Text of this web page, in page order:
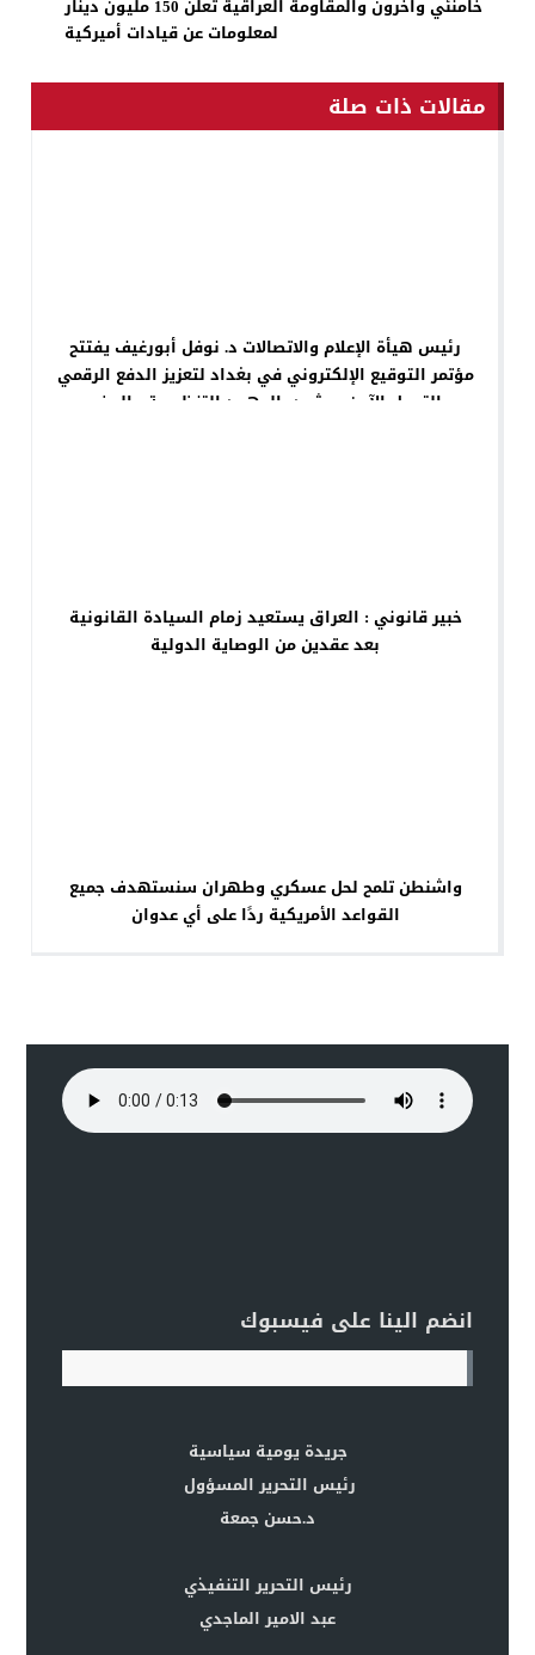
خامنئي واخرون والمقاومة العراقية تعلن 150 مليون دينار
لمعلومات عن قيادات أميركية
مقالات ذات صلة
رئيس هيأة الإعلام والاتصالات د. نوفل أبورغيف يفتتح
مؤتمر التوقيع الإلكتروني في بغداد لتعزيز الدفع الرقمي
والتحول الآمن ويشيد بالجهود التنظيمية والحضور
خبير قانوني : العراق يستعيد زمام السيادة القانونية
بعد عقدين من الوصاية الدولية
واشنطن تلمح لحل عسكري وطهران سنستهدف جميع
القواعد الأمريكية ردًا على أي عدوان
انضم الينا على فيسبوك
جريدة يومية سياسية
رئيس التحرير المسؤول
د.حسن جمعة
رئيس التحرير التنفيذي
عبد الامير الماجدي